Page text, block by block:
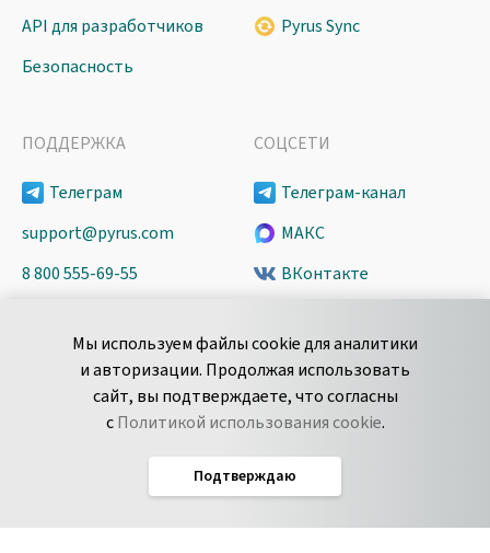
Мы используем файлы cookie для аналитики
и авторизации. Продолжая использовать
сайт, вы подтверждаете, что согласны
сПолитикой использования cookie.
Подтверждаю
API для разработчиков
Безопасность
Pyrus Sync
ПОДДЕРЖКА
Телеграм
support@pyrus.com
8 800 555-69-55
пн-пт с 9 до 18 часов (Мск)
Сообщить об
уязвимости
СОЦСЕТИ
Телеграм-канал
МАКС
ВКонтакте
Spark
Дзен
Соглашение об обработке данных